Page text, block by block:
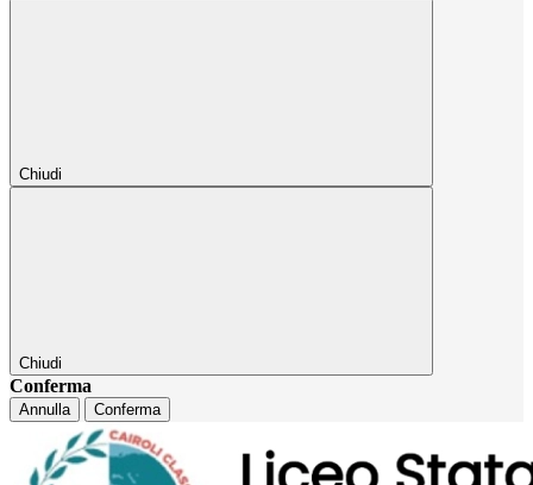
Chiudi
Chiudi
Conferma
Annulla Conferma